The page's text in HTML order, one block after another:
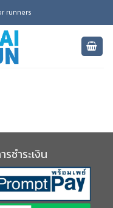
runners
รชำระเงิน